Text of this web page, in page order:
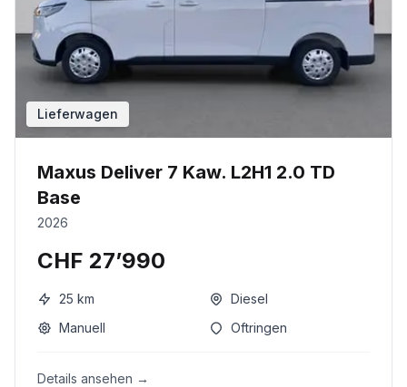
Lieferwagen
Maxus Deliver 7 Kaw. L2H1 2.0 TD
Base
2026
CHF 27’990
25 km
Diesel
Manuell
Oftringen
Details ansehen →